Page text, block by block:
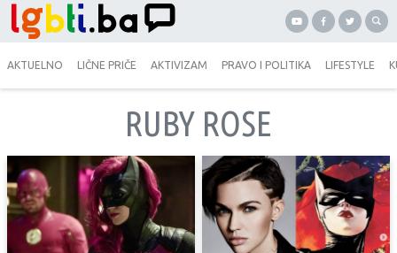
AKTUELNO LIČNE PRIČE AKTIVIZAM PRAVO I POLITIKA LIFESTYLE
RUBY ROSE